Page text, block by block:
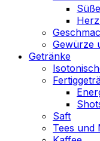
Gewürze
Getränke
Saft
Tees und